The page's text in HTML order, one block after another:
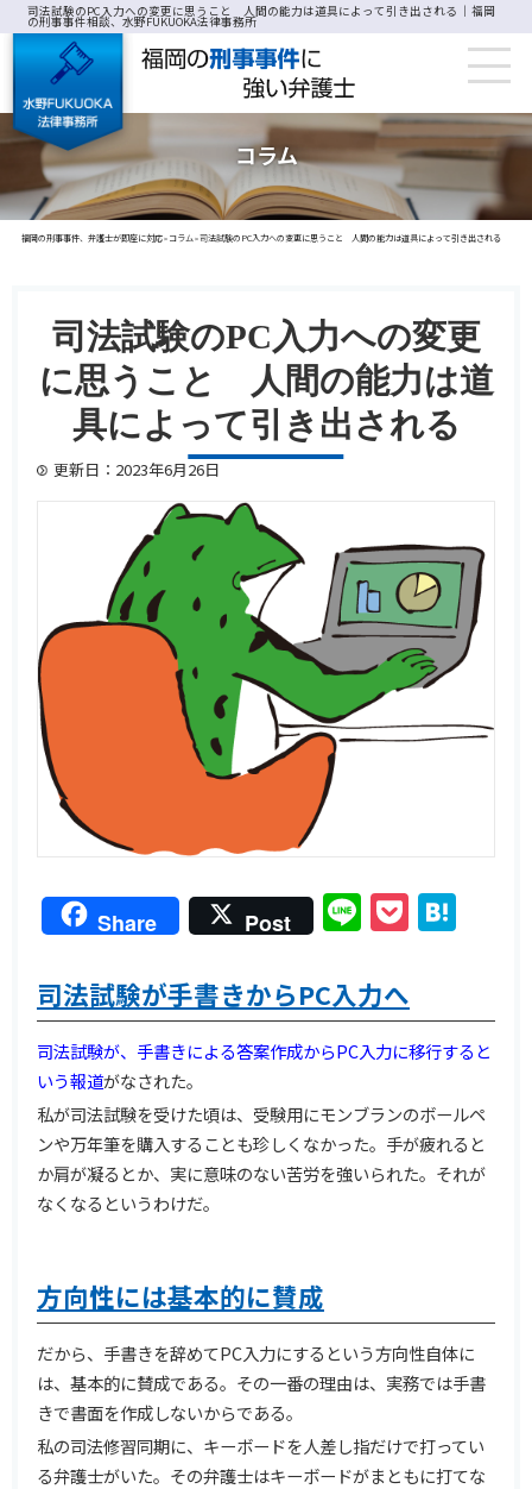
司法試験のPC入力への変更に思うこと 人間の能力は道具によって引き出される ｜福岡
の刑事事件相談、水野FUKUOKA法律事務所
コラム
福岡の刑事事件、弁護士が即座に対応> コラム >司法試験のPC入力への変更に思うこと 人間の能力は道具によって引き出される
司法試験のPC入力への変更
に思うこと 人間の能力は道
具によって引き出される
更新日：2023年6月26日
Share Post LinePocket
司法試験が手書きからPC入力へ
司法試験が、手書きによる答案作成からPC入力に移行すると
いう報道がなされた。
私が司法試験を受けた頃は、受験用にモンブランのボールペ
ンや万年筆を購入することも珍しくなかった。手が疲れると
か肩が凝るとか、実に意味のない苦労を強いられた。それが
なくなるというわけだ。
方向性には基本的に賛成
だから、手書きを辞めてPC入力にするという方向性自体に
は、基本的に賛成である。その一番の理由は、実務では手書
きで書面を作成しないからである。
私の司法修習同期に、キーボードを人差し指だけで打ってい
る弁護士がいた。その弁護士はキーボードがまともに打てな